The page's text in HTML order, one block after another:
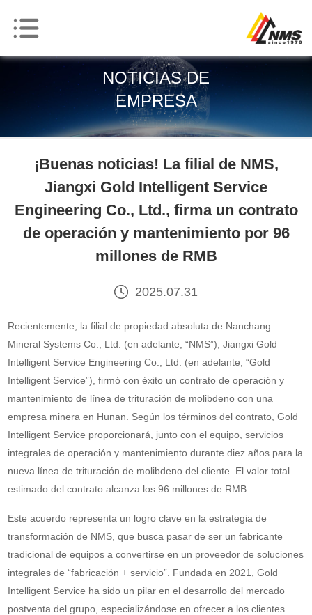
NOTICIAS DE
EMPRESA
¡Buenas noticias! La filial de NMS,
Jiangxi Gold Intelligent Service
Engineering Co., Ltd., firma un contrato
de operación y mantenimiento por 96
millones de RMB
2025.07.31
Recientemente, la filial de propiedad absoluta de Nanchang
Mineral Systems Co., Ltd. (en adelante, “NMS”), Jiangxi Gold
Intelligent Service Engineering Co., Ltd. (en adelante, “Gold
Intelligent Service”), firmó con éxito un contrato de operación y
mantenimiento de línea de trituración de molibdeno con una
empresa minera en Hunan. Según los términos del contrato, Gold
Intelligent Service proporcionará, junto con el equipo, servicios
integrales de operación y mantenimiento durante diez años para la
nueva línea de trituración de molibdeno del cliente. El valor total
estimado del contrato alcanza los 96 millones de RMB.
Este acuerdo representa un logro clave en la estrategia de
transformación de NMS, que busca pasar de ser un fabricante
tradicional de equipos a convertirse en un proveedor de soluciones
integrales de “fabricación + servicio”. Fundada en 2021, Gold
Intelligent Service ha sido un pilar en el desarrollo del mercado
postventa del grupo, especializándose en ofrecer a los clientes